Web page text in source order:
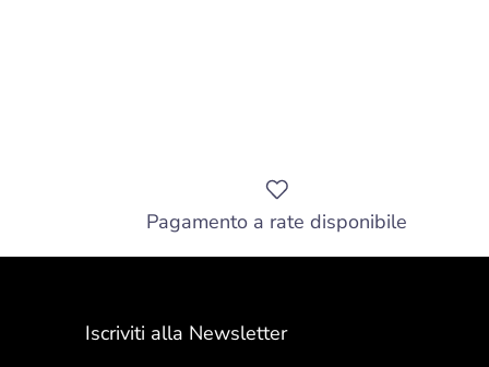
Pagamento a rate disponibile
Iscriviti alla Newsletter